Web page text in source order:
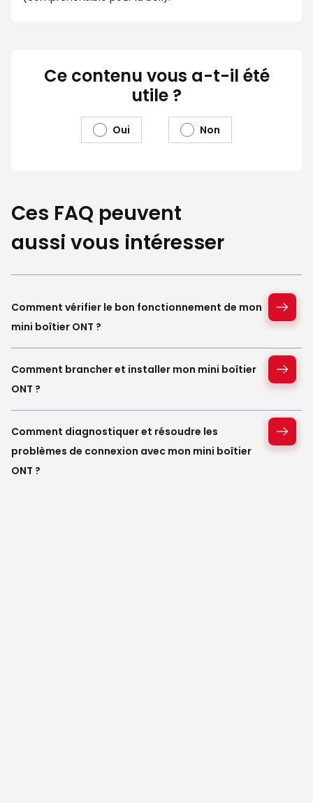
Ce contenu vous a-t-il été
utile ?
Oui Non
Ces FAQ peuvent
aussi vous intéresser
Comment vérifier le bon fonctionnement de mon
mini boîtier ONT ?
Comment brancher et installer mon mini boîtier
ONT ?
Comment diagnostiquer et résoudre les
problèmes de connexion avec mon mini boîtier
ONT ?